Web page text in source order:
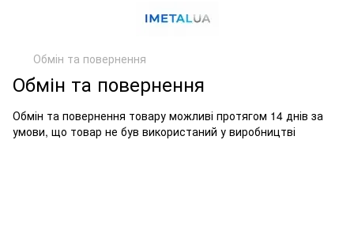
Обмін та повернення
Обмін та повернення
Обмін та повернення товару можливі протягом 14 днів за
умови, що товар не був використаний у виробництві